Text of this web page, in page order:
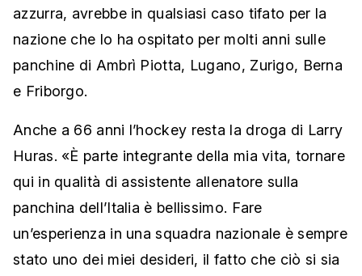
azzurra, avrebbe in qualsiasi caso tifato per la
nazione che lo ha ospitato per molti anni sulle
panchine di Ambrì Piotta, Lugano, Zurigo, Berna
e Friborgo.
Anche a 66 anni l’hockey resta la droga di Larry
Huras. «È parte integrante della mia vita, tornare
qui in qualità di assistente allenatore sulla
panchina dell’Italia è bellissimo. Fare
un’esperienza in una squadra nazionale è sempre
stato uno dei miei desideri, il fatto che ciò si sia